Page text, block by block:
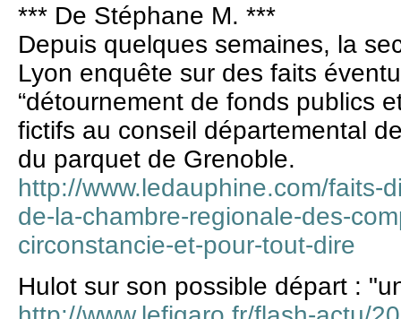
*** De Stéphane M. ***
Depuis quelques semaines, la
Lyon enquête sur des faits
“détournement de fonds publics
fictifs au conseil départemental
du parquet de Grenoble.
http://www.ledauphine.com/faits-
de-la-chambre-regionale-des-
circonstancie-et-pour-tout-dire
Hulot sur son possible départ :